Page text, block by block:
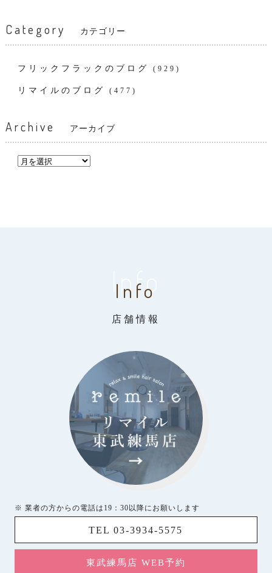
Category カテゴリー
フリックフラックのブログ (929)
リマイルのブログ (477)
Archive アーカイブ
Info
Info
店舗情報
※ 業者の方からの電話は19：30以降にお願いします
TEL 03-3934-5575
東武練馬店 WEB予約